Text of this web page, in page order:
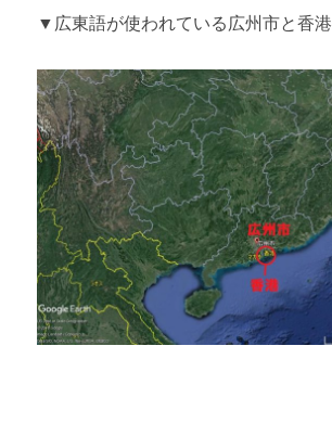
▼広東語が使われている広州市と香港